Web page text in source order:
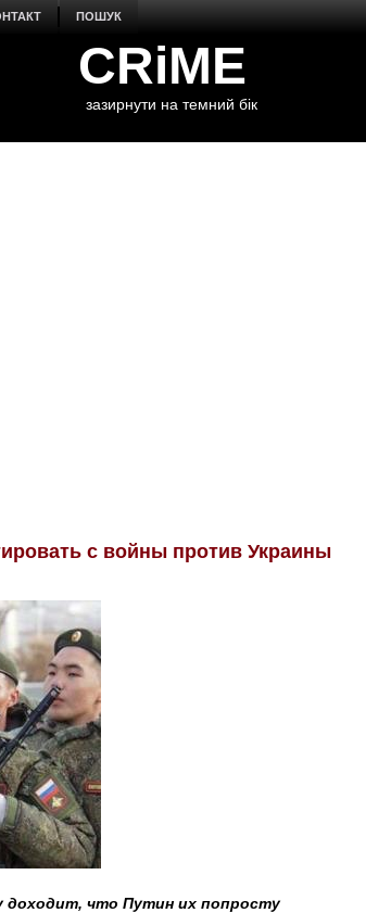
ПОШУК
CRiME
зазирнути на темний бік
с войны против Украины
доходит, что Путин их попросту